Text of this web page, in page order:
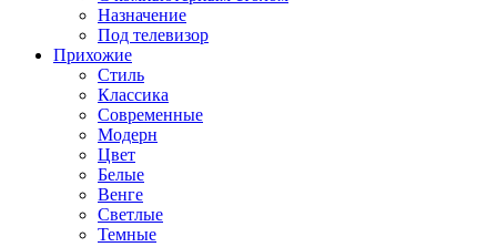
Назначение
Под телевизор
Прихожие
Стиль
Классика
Современные
Модерн
Цвет
Белые
Венге
Светлые
Темные